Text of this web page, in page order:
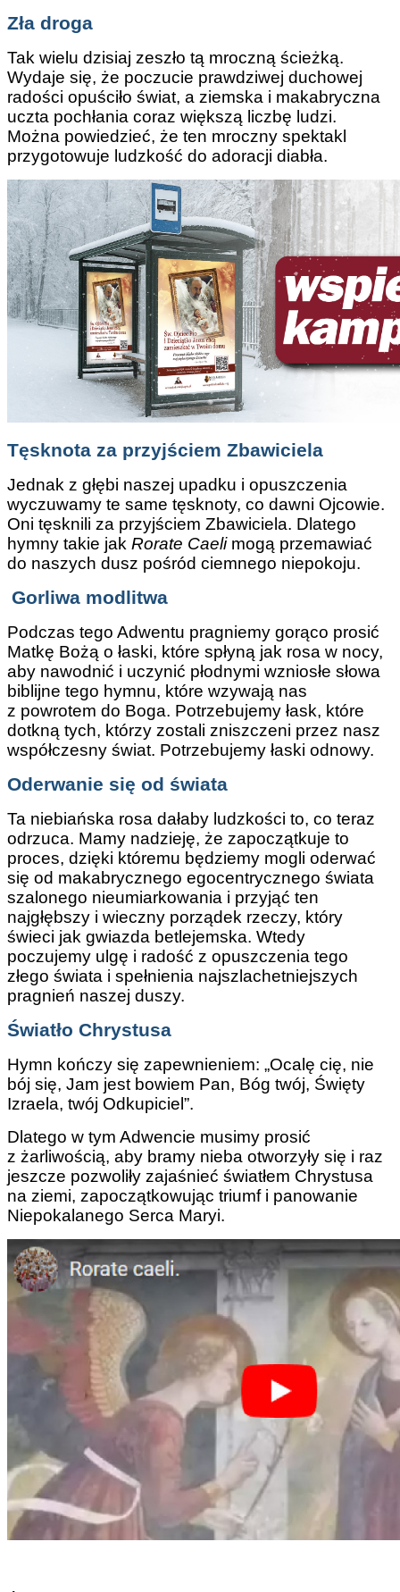
Zła droga
Tak wielu dzisiaj zeszło tą mroczną ścieżką.
Wydaje się, że poczucie prawdziwej duchowej
radości opuściło świat, a ziemska i makabryczna
uczta pochłania coraz większą liczbę ludzi.
Można powiedzieć, że ten mroczny spektakl
przygotowuje ludzkość do adoracji diabła.
Tęsknota za przyjściem Zbawiciela
Jednak z głębi naszej upadku i opuszczenia
wyczuwamy te same tęsknoty, co dawni Ojcowie.
Oni tęsknili za przyjściem Zbawiciela. Dlatego
hymny takie jak Rorate Caeli mogą przemawiać
do naszych dusz pośród ciemnego niepokoju.
Gorliwa modlitwa
Podczas tego Adwentu pragniemy gorąco prosić
Matkę Bożą o łaski, które spłyną jak rosa w nocy,
aby nawodnić i uczynić płodnymi wzniosłe słowa
biblijne tego hymnu, które wzywają nas
z powrotem do Boga. Potrzebujemy łask, które
dotkną tych, którzy zostali zniszczeni przez nasz
współczesny świat. Potrzebujemy łaski odnowy.
Oderwanie się od świata
Ta niebiańska rosa dałaby ludzkości to, co teraz
odrzuca. Mamy nadzieję, że zapoczątkuje to
proces, dzięki któremu będziemy mogli oderwać
się od makabrycznego egocentrycznego świata
szalonego nieumiarkowania i przyjąć ten
najgłębszy i wieczny porządek rzeczy, który
świeci jak gwiazda betlejemska. Wtedy
poczujemy ulgę i radość z opuszczenia tego
złego świata i spełnienia najszlachetniejszych
pragnień naszej duszy.
Światło Chrystusa
Hymn kończy się zapewnieniem: „Ocalę cię, nie
bój się, Jam jest bowiem Pan, Bóg twój, Święty
Izraela, twój Odkupiciel”.
Dlatego w tym Adwencie musimy prosić
z żarliwością, aby bramy nieba otworzyły się i raz
jeszcze pozwoliły zajaśnieć światłem Chrystusa
na ziemi, zapoczątkowując triumf i panowanie
Niepokalanego Serca Maryi.